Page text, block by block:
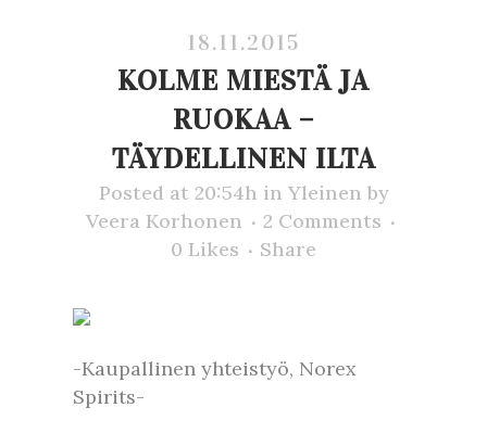
18.11.2015
KOLME MIESTÄ JA
RUOKAA –
TÄYDELLINEN ILTA
Posted at 20:54h in Yleinen by
Veera Korhonen
2 Comments
0 Likes Share
-Kaupallinen yhteistyö, Norex
Spirits-